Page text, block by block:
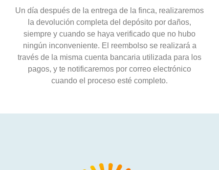
Un día después de la entrega de la finca, realizaremos
la devolución completa del depósito por daños,
siempre y cuando se haya verificado que no hubo
ningún inconveniente. El reembolso se realizará a
través de la misma cuenta bancaria utilizada para los
pagos, y te notificaremos por correo electrónico
cuando el proceso esté completo.